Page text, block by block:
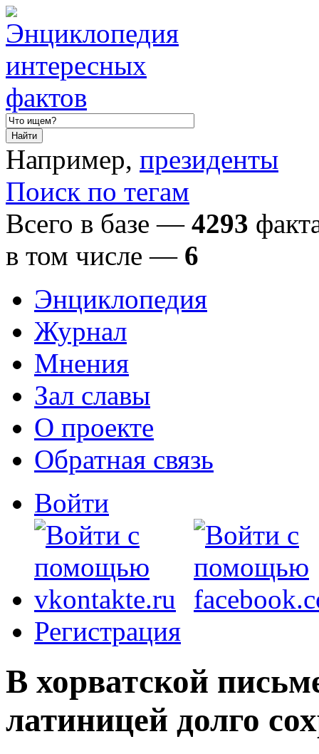
Например, президенты
Поиск по тегам
Всего в базе — 4293
в том числе— 6
Энциклопедия
Журнал
Мнения
Зал славы
О проекте
Обратная связь
Войти
Регистрация
В хорватской
латиницей долго